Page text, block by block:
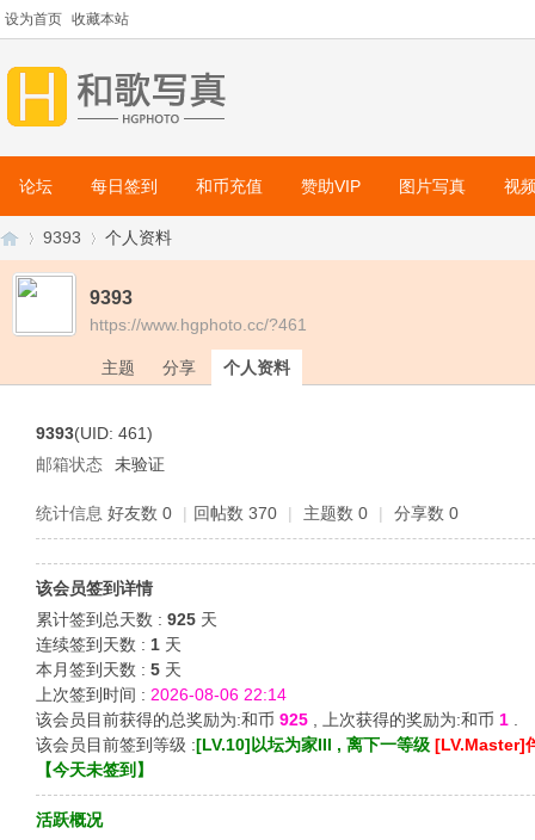
设为首页 收藏本站
论坛 每日签到 和币充值 赞助VIP 图片写真 视
和›
9393 个人资料
9393
https://www.hgphoto.cc/?461
主题 分享 个人资料
9393(UID: 461)
邮箱状态
未验证
统计信息 好友数 0 | 回帖数 370 | 主题数 0 | 分享数 0
该会员签到详情
累计签到总天数 : 925 天
连续签到天数 : 1 天
本月签到天数 : 5 天
上次签到时间 : 2026-08-06 22:14
该会员目前获得的总奖励为:和币 925 , 上次获得的奖励为:和币 1
该会员目前签到等级 :[LV.10]以坛为家III , 离下一等级 [LV.Master]
【今天未签到 】
活跃概况